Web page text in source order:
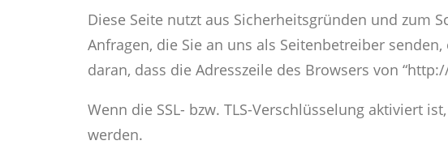
Diese Seite nutzt aus Sicherheitsgründen und zum
Anfragen, die Sie an uns als Seitenbetreiber
daran, dass die Adresszeile des Browsers von
Wenn die SSL- bzw. TLS-Verschlüsselung aktiviert
werden.